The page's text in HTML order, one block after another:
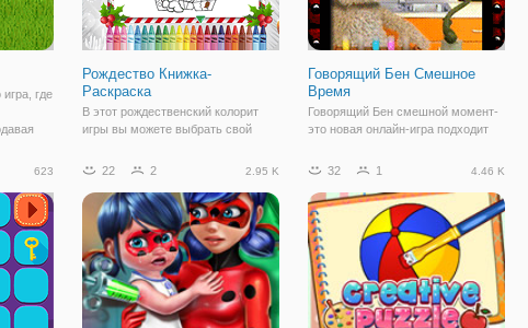
где
Рождество Книжка-
Раскраска
В этот рождественский колорит
игры вы можете выбрать свой
Начните с цвета изображения, как
любимые цвета и цвета это
Рождество на вашем пути.
Говорящий Бен Смешное
Время
Говорящий Бен смешной момент-
это новая онлайн-игра подходит
детей. Маленькие дети будут
нашим прекрасным Бен, погладить
его, коснуться его ног, живота,
головы
623 22 2 2.95 K 32 1 4.46 K